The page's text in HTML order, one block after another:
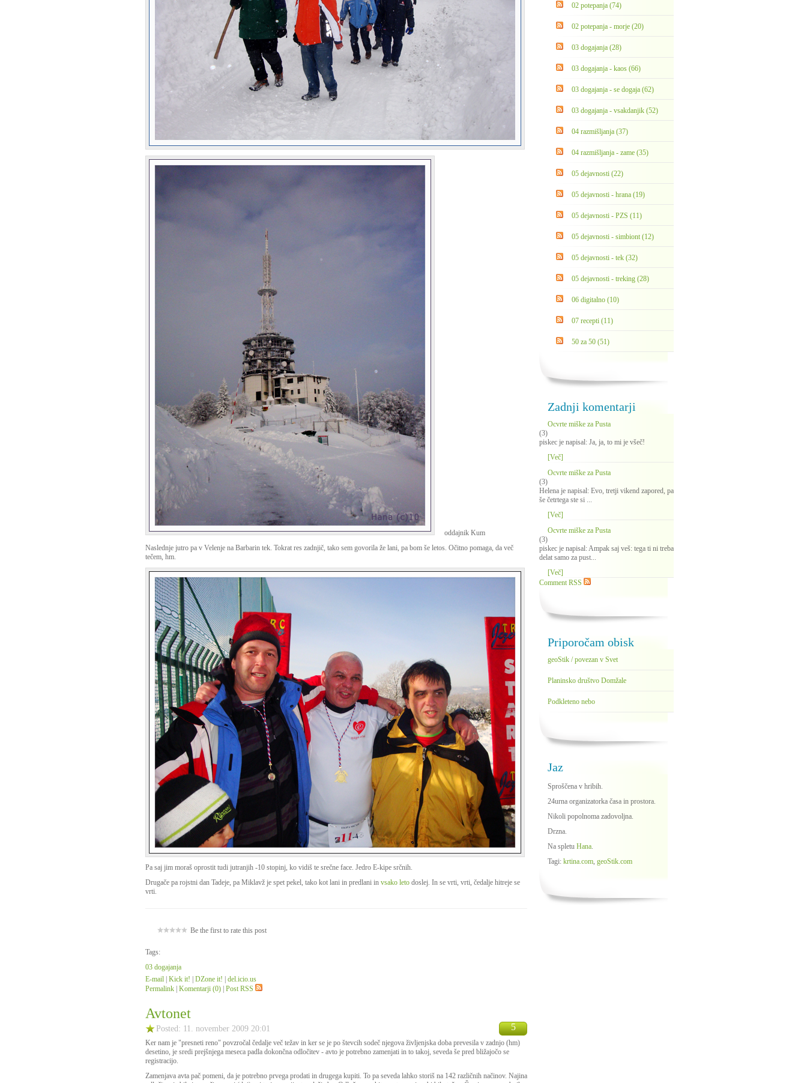
oddajnik Kum
Naslednje jutro pa v Velenje na Barbarin tek. Tokrat res zadnjič, tako sem govorila že lani, pa bom še letos. Očitno pomaga, da več
tečem, hm.
Pa saj jim moraš oprostit tudi jutranjih -10 stopinj, ko vidiš te srečne face. Jedro E-kipe srčnih.
Drugače pa rojstni dan Tadeje, pa Miklavž je spet pekel, tako kot lani in predlani in vsako leto doslej. In se vrti, vrti, čedalje hitreje se
vrti.
Be the first to rate this post
Tags:
03 dogajanja
E-mail Kick it! DZone it!
del.icio.us
Permalink Komentarji (0) Post RSS
Avtonet
Posted: 11. november 2009 20:01 5
Ker nam je "presneti reno" povzročal čedalje več težav in ker se je po števcih sodeč njegova življenjska doba prevesila v zadnjo (hm)
desetino, je sredi prejšnjega meseca padla dokončna odločitev - avto je potrebno zamenjati in to takoj, seveda še pred bližajočo se
registracijo.
Zamenjava avta pač pomeni, da je potrebno prvega prodati in drugega kupiti. To pa seveda lahko storiš na 142 različnih načinov. Najina
02 potepanja (74)
02 potepanja - morje (20)
03 dogajanja (28)
03 dogajanja - kaos (66)
03 dogajanja - se dogaja (62)
03 dogajanja - vsakdanjik (52)
04 razmišljanja (37)
04 razmišljanja - zame (35)
05 dejavnosti (22)
05 dejavnosti - hrana (19)
05 dejavnosti - PZS (11)
05 dejavnosti - simbiont (12)
05 dejavnosti - tek (32)
05 dejavnosti - treking (28)
06 digitalno (10)
07 recepti (11)
50 za 50 (51)
Zadnji komentarji
Ocvrte miške za Pusta
(3)
piskec je napisal: Ja, ja, to mi je všeč!
[Več]
Ocvrte miške za Pusta
(3)
Helena je napisal: Evo, tretji vikend zapored, pa
še četrtega ste si ...
[Več]
Ocvrte miške za Pusta
(3)
piskec je napisal: Ampak saj veš: tega ti ni treba
delat samo za pust...
[Več]
Comment RSS
Priporočam obisk
geoStik / povezan v Svet
Planinsko društvo Domžale
Podkleteno nebo
Jaz
Sproščena v hribih.
24urna organizatorka časa in prostora.
Nikoli popolnoma zadovoljna.
Drzna.
Na spletu Hana.
Tagi: krtina.com, geoStik.com